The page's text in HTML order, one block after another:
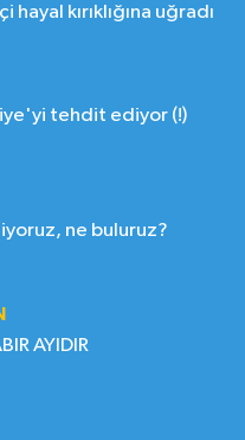
kırıklığına uğradı
tehdit ediyor (!)
ne buluruz?
AYIDIR